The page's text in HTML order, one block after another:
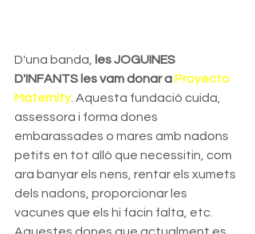
D'una banda, les JOGUINES
D'INFANTS les vam donar a Proyecto
Maternity. Aquesta fundació cuida,
assessora i forma dones
embarassades o mares amb nadons
petits en tot allò que necessitin, com
ara banyar els nens, rentar els xumets
dels nadons, proporcionar les
vacunes que els hi facin falta, etc.